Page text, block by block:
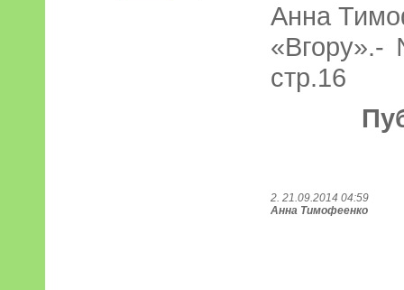
Анна
стр.16
2. 21.09.2014 04:59
Анна Тимофеенко